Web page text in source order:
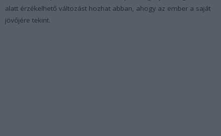
alatt érzékelhető változást hozhat abban, ahogy az ember a saját
jövőjére tekint.